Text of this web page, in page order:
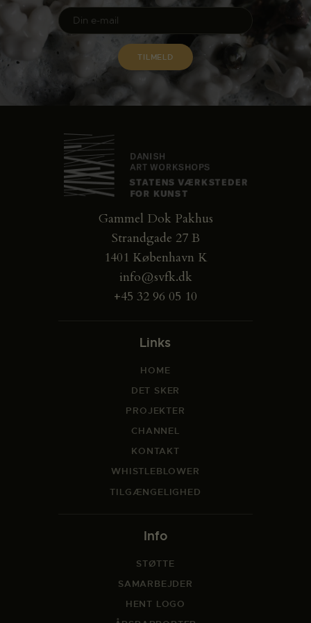
Gammel Dok Pakhus
Strandgade 27 B
1401 København K
info@svfk.dk
+45 32 96 05 10
Links
HOME
DET SKER
PROJEKTER
CHANNEL
KONTAKT
WHISTLEBLOWER
TILGÆNGELIGHED
Info
STØTTE
SAMARBEJDER
HENT LOGO